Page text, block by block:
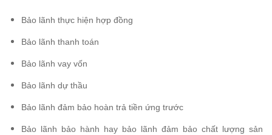
Bảo lãnh thực hiện hợp đồng
Bảo lãnh thanh toán
Bảo lãnh vay vốn
Bảo lãnh dự thầu
Bảo lãnh đảm bảo hoàn trả tiền ứng trước
Bảo lãnh bảo hành hay bảo lãnh đảm bảo chất lượng sản